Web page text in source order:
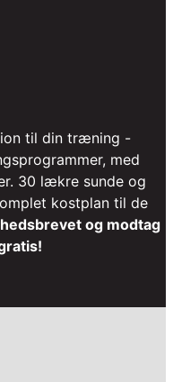
til din træning -
med
30 lækre sunde og
kostplan til de
og modtag